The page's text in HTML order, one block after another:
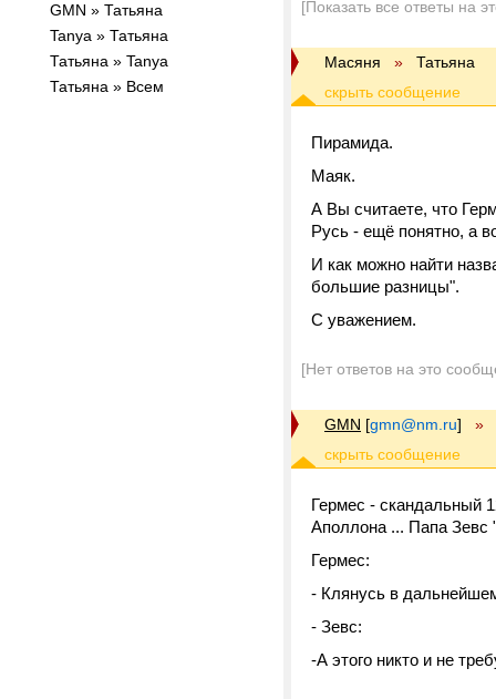
GMN » Татьяна
Tanya » Татьяна
Татьяна » Tanya
Татьяна » Всем
[Показать все ответы на
Масяня » Татьяна
Пирамида.
Маяк.
А Вы считаете, что
Русь - ещё понятно, а
И как можно найти
большие разницы".
С уважением.
[Нет ответов на это
GMN [gmn@nm.ru] »
Гермес - скандальный
Аполлона ... Папа Зевс
Гермес:
- Клянусь в
- Зевс:
-А этого никто и не